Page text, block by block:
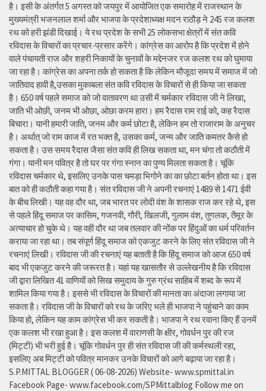
है। इसी के अंतर्गत 5 अगस्त को जयपुर में आयोजित एक समारोह में राजस्थान के
मुख्यमंत्री भजनलाल शर्मा और भाजपा के प्रदेशाध्यक्ष मदन राठौड़ ने 245 रज कलश
रथ को हरी झंडी दिखाई। ये रथ प्रदेश के सभी 25 लोकसभा क्षेत्रों में संत कवि
रविदास के विचारों का प्रचार-प्रसार करेंगे। कांग्रेस का आरोप है कि प्रदेश में होने
वाले पंचायती राज और शहरी निकायों के चुनावों के मद्देनजर रज कलश रथ को घुमाया
जा रहा है। कांग्रेस का अपना तर्क हो सकता है कि लेकिन मौजूदा समय में समाज में जो
जातिवाद हावी है,उसका मुकाबला संत कवि रविदास के विचारों से ही किया जा सकता
है। 650 वर्ष पहले समाज को जो वातावरण था उसी में चर्मकार रविदास जी ने लिखा,
जाति भी ओछी, जनम भी ओछा, ओछा करम हारा। हम रैदास राम राई को, कह रैदास
बिचारा। यानी हमारी जाति, जनम और कर्म छोटा है, लेकिन हम तो राजाराम के अनुचर
है। अर्थात् जो राम काज में रत भक्त है, उसका कर्म, जन्म और जाति कमतर कैसे हो
सकता है। उस समय रैदास जैसा संत कवि ही लिख सकता था, मन चंगा तो कठौती में
गंगा। यानी मन पवित्र है तो घर पर गंगा स्नान का पुण्य मिलता सकता है। चूंकि
रविदास चर्मकार थे, इसलिए उनके पास चमड़ा भिगोने का का छोटा बर्तन होता था। इस
बात को ही कठौती कहा गया है। संत रविदास जी ने अपनी रचनाएं 1489 से 1471 ईवी
के बीच लिखी। यह वह दौर था, जब भारत पर लोदी वंश के शासक राज कर रहे थे, इस
से पहले हिंदू समाज पर कासिम, गजनवी, गौरी, खिलजी, गुलाम वंश, तुगलक, तैमूर के
अत्याचार हो चुके थे। यह वही दौर था जब तलवार की नोंक पर हिंदुओं का धर्म परिवर्तन
कराया जा रहा था। तब संपूर्ण हिंदू समाज को एकजुट करने के लिए संत रविदास जी ने
रचनाएं लिखी। रविदास जी की रचनाएं यह बताती है कि हिंदू समाज को आज 650 वर्ष
बाद भी एकजुट करने की जरूरत है। यहां यह खासतौर से उल्लेखनीय है कि रविदास
जी द्वारा लिखित 41 वाणियोंं को सिख समुदाय के गुरु ग्रंथ साहिब में शब्द के रूप में
शामिल किया गया है। इससे भी रविदास के विचारों की मानता का अंदाजा लगाया जा
सकता है। रविदास जी के विचारों को रथ के जरिए भले ही भाजपा ने पहुंचाने का काम
किया हो, लेकिन यह काम कांग्रेस भी कर सकती है। भाजपा ने रथ रवाना किए हैं उनमें
एक कलश भी रखा हुआ है। इस कलश में वाराणसी के क्षीर, गोवर्धन पुर की रज
(मिट्टी) भी भरी हुई है। चूंकि गोवर्धन पुर ही संत रविदास जी की कर्मस्थली रहा,
इसलिए अब मिट्टी को पवित्र मानकर उनके विचारों को आगे बढ़ाया जा रहा है।
S.P.MITTAL BLOGGER ( 06-08-2026) Website- www.spmittal.in
Facebook Page- www.facebook.com/SPMittalblog Follow me on